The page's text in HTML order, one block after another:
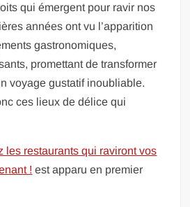
qui émergent pour ravir nos
années ont vu l’apparition
gastronomiques,
promettant de transformer
voyage gustatif inoubliable.
ces lieux de délice qui
les restaurants qui raviront vos
! est apparu en premier